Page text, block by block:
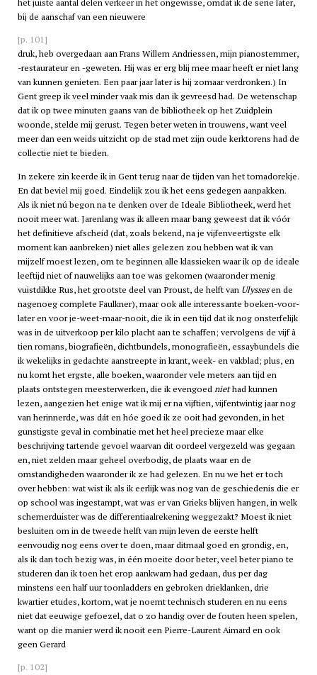
bij de aanschaf van een nieuwere
[p. 101]
druk, heb overgedaan aan Frans Willem Andriessen, mijn pianostemmer,
-restaurateur en -geweten. Hij was er erg blij mee maar heeft er niet lang
van kunnen genieten. Een paar jaar later is hij zomaar verdronken.) In
Gent greep ik veel minder vaak mis dan ik gevreesd had. De wetenschap
dat ik op twee minuten gaans van de bibliotheek op het Zuidplein
woonde, stelde mij gerust. Tegen beter weten in trouwens, want veel
meer dan een weids uitzicht op de stad met zijn oude kerktorens had de
collectie niet te bieden.
In zekere zin keerde ik in Gent terug naar de tijden van het tomadorekje.
En dat beviel mij goed. Eindelijk zou ik het eens gedegen aanpakken.
Als ik niet nú begon na te denken over de Ideale Bibliotheek, werd het
nooit meer wat. Jarenlang was ik alleen maar bang geweest dat ik vóór
het definitieve afscheid (dat, zoals bekend, na je vijfenveertigste elk
moment kan aanbreken) niet alles gelezen zou hebben wat ik van
mijzelf moest lezen, om te beginnen alle klassieken waar ik op de ideale
leeftijd niet of nauwelijks aan toe was gekomen (waaronder menig
vuistdikke Rus, het grootste deel van Proust, de helft van Ulyssesen de
nagenoeg complete Faulkner), maar ook alle interessante boeken-voor-
later en voor je-weet-maar-nooit, die ik in een tijd dat ik nog onsterfelijk
was in de uitverkoop per kilo placht aan te schaffen; vervolgens de vijf à
tien romans, biografieën, dichtbundels, monografieën, essaybundels die
ik wekelijks in gedachte aanstreepte in krant, week- en vakblad; plus, en
nu komt het ergste, alle boeken, waaronder vele meters aan tijd en
plaats ontstegen meesterwerken, die ik evengoedniethad kunnen
lezen, aangezien het enige wat ik mij er na vijftien, vijfentwintig jaar nog
van herinnerde, was dát en hóe goed ik ze ooit had gevonden, in het
gunstigste geval in combinatie met het heel precieze maar elke
beschrijving tartende gevoel waarvan dit oordeel vergezeld was gegaan
en, niet zelden maar geheel overbodig, de plaats waar en de
omstandigheden waaronder ik ze had gelezen. En nu we het er toch
over hebben: wat wist ik als ik eerlijk was nog van de geschiedenis die er
op school was ingestampt, wat was er van Grieks blijven hangen, in welk
schemerduister was de differentiaalrekening weggezakt? Moest ik niet
besluiten om in de tweede helft van mijn leven de eerste helft
eenvoudig nog eens over te doen, maar ditmaal goed en grondig, en,
als ik dan toch bezig was, in één moeite door beter, veel beter piano te
studeren dan ik toen het erop aankwam had gedaan, dus per dag
minstens een half uur toonladders en gebroken drieklanken, drie
kwartier etudes, kortom, wat je noemt technisch studeren en nu eens
niet dat eeuwige gefoezel, dat o zo handig over de fouten heen spelen,
want op die manier werd ik nooit een Pierre-Laurent Aimard en ook
geen Gerard
[p. 102]